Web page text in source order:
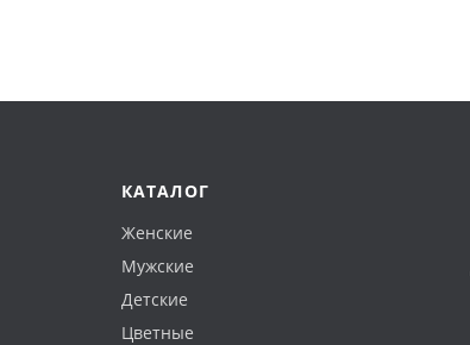
КАТАЛОГ
Женские
Мужские
Детские
Цветные